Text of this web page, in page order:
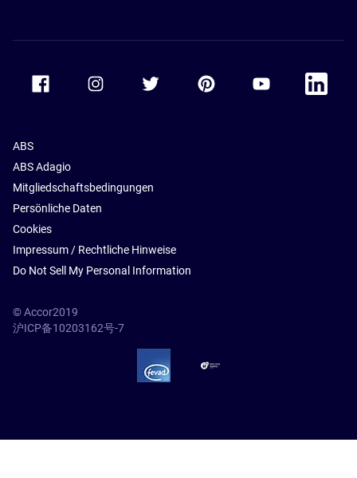
Accor Youtube
Accor
ABS
ABS Adagio
Mitgliedschaftsbedingungen
Persönliche Daten
Cookies
Impressum / Rechtliche Hinweise
Do Not Sell My Personal Information
© Accor2019
沪ICP备10203162号-7